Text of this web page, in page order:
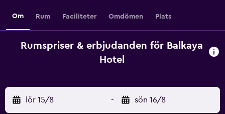
Om Rum Faciliteter Omdömen Plats
Rumspriser & erbjudanden för Balkaya
Hotel
lör 15/8 - sön 16/8